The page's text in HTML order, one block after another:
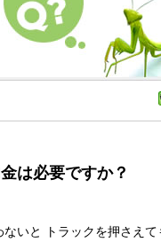
は必要ですか？
いと トラックを押さえて